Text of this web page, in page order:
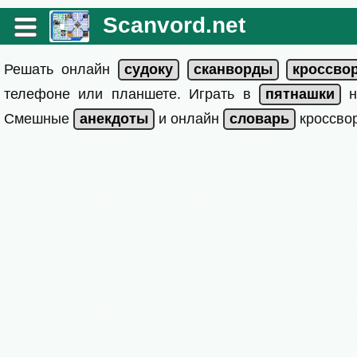
Scanvord.net
Решать онлайн
телефоне или планшете. Играть в
Смешные
и онлайн